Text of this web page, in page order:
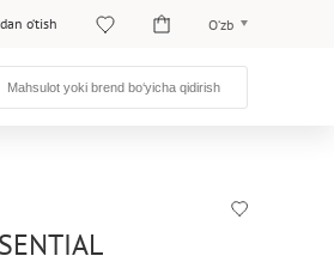
o‘tish O‘zb
Рус